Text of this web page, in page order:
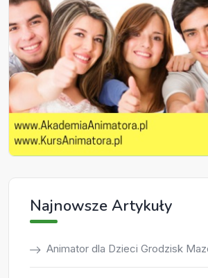
Najnowsze Artykuły
Animator dla Dzieci Grodzisk